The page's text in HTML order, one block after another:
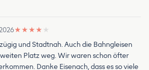
★ ★ ★ ★ ★
und Stadtnah. Auch die Bahngleisen
Platz weg. Wir waren schon öfter
Danke Eisenach, dass es so viele